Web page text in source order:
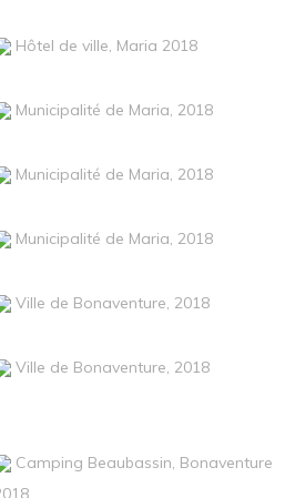
Hôtel de ville, Maria 2018
Municipalité de Maria, 2018
Municipalité de Maria, 2018
Municipalité de Maria, 2018
Ville de Bonaventure, 2018
Ville de Bonaventure, 2018
Camping Beaubassin, Bonaventure